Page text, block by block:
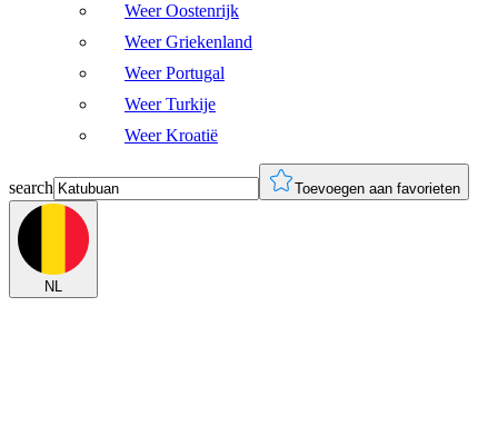
Weer Oostenrijk
Weer Griekenland
Weer Portugal
Weer Turkije
Weer Kroatië
search Toevoegen aan favorieten
NL